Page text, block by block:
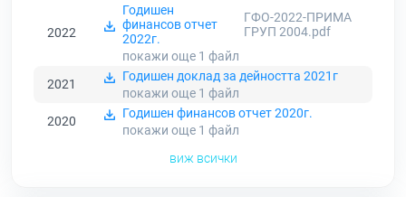
2022
Годишен
финансов отчет
2022г.
ГФО-2022-ПРИМА
ГРУП 2004.pdf
покажи още 1 файл
2021
Годишен доклад за дейността 2021г
покажи още 1 файл
2020
Годишен финансов отчет 2020г.
покажи още 1 файл
виж всички